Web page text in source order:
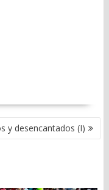
y desencantados (I)